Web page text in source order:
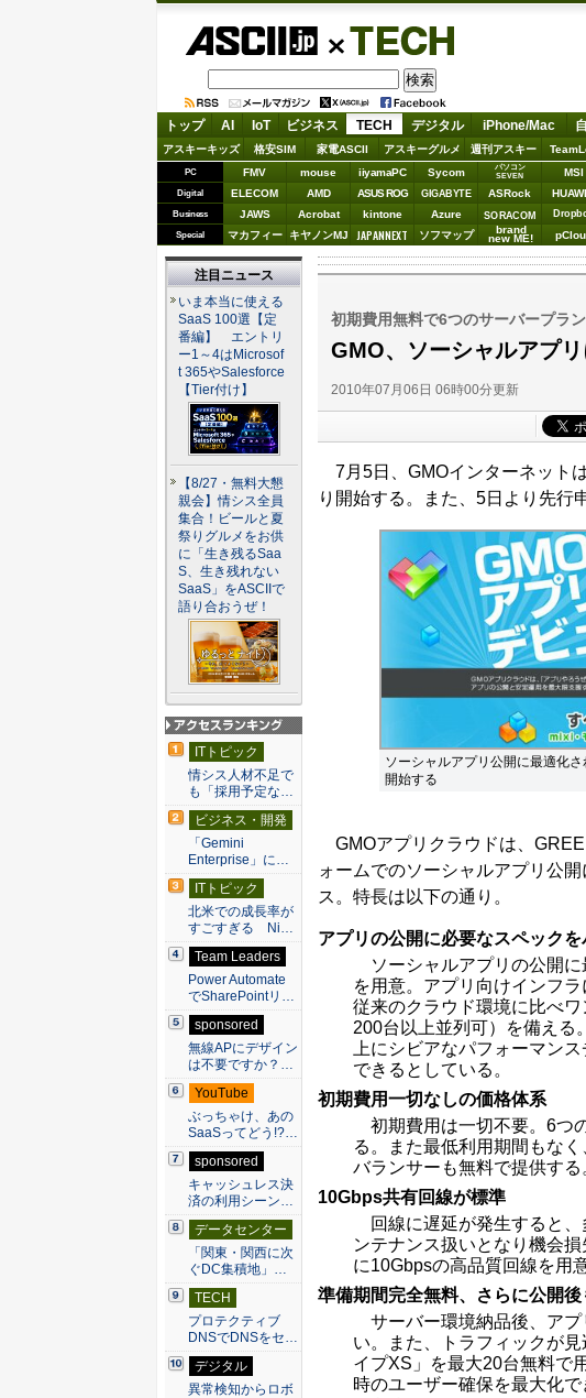
TECH
トップ AI IoT ビジネス TECH デジタル iPhone/Mac
アスキーキッズ 格安SIM 家電ASCII アスキーグルメ 週刊アスキー
PC FMV mouse iiyamaPC Sycom
パソコン
SEVEN
MSI
Digital ELECOM AMD ASUS ROG GIGABYTE ASRock
Business JAWS Acrobat kintone Azure SORACOM
Special マカフィー キヤノンMJ JAPANNEXT ソフマップ brand
new ME!
初期費用無料で6つのサーバープラ
GMO、ソーシャルアプ
2010年07月06日 06時00分更新
7月5日、GMOインターネット
り開始する。また、5日より先行
ソーシャルアプリ公開に最適化
開始する
GMOアプリクラウドは、
ォームでのソーシャルアプリ公
ス。特長は以下の通り。
アプリの公開に必要なスペック
ソーシャルアプリの公開に
を用意。アプリ向けインフ
従来のクラウド環境に比べ
200台以上並列可）を備える
上にシビアなパフォーマン
できるとしている。
初期費用一切なしの価格体系
初期費用は一切不要。6つ
る。また最低利用期間もな
バランサーも無料で提供する
10Gbps共有回線が標準
回線に遅延が発生すると、
ンテナンス扱いとなり機会
に10Gbpsの高品質回線を用
準備期間完全無料、さらに公開
サーバー環境納品後、アプ
い。また、トラフィックが
イプXS」を最大20台無料で
時のユーザー確保を最大化
注目ニュース
いま本当に使える
SaaS 100選【定
番編】 エントリ
ー1～4はMicrosof
t 365やSalesforce
【Tier付け】
【8/27・無料大懇
親会】情シス全員
集合！ビールと夏
祭りグルメをお供
に「生き残るSaa
S、生き残れない
SaaS」をASCIIで
語り合おうぜ！
アクセスランキン
グ
ITトピック
情シス人材不足で
も「採用予定な…
ビジネス・開発
「Gemini
Enterprise」に…
ITトピック
北米での成長率が
すごすぎる Ni…
Team Leaders
Power Automate
でSharePointリ…
sponsored
無線APにデザイン
は不要ですか？…
YouTube
ぶっちゃけ、あの
SaaSってどう!?…
sponsored
キャッシュレス決
済の利用シーン…
データセンター
「関東・関西に次
ぐDC集積地」…
TECH
プロテクティブ
DNSでDNSをセ…
デジタル
異常検知からロボ